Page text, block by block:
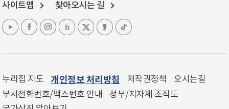
사이트맵 찾아오시는 길
누리집 지도 개인정보 처리방침 저작권정책
오시는길
부서전화번호/팩스번호 안내
정부/지자체 조직도